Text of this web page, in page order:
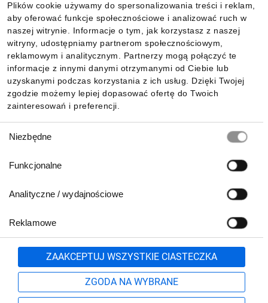
Plików cookie używamy do spersonalizowania treści i reklam,
aby oferować funkcje społecznościowe i analizować ruch w
naszej witrynie. Informacje o tym, jak korzystasz z naszej
witryny, udostępniamy partnerom społecznościowym,
reklamowym i analitycznym. Partnerzy mogą połączyć te
informacje z innymi danymi otrzymanymi od Ciebie lub
uzyskanymi podczas korzystania z ich usług. Dzięki Twojej
zgodzie możemy lepiej dopasować ofertę do Twoich
zainteresowań i preferencji.
zgody
Niezbędne
Funkcjonalne
Analityczne / wydajnościowe
Reklamowe
ZAAKCEPTUJ WSZYSTKIE CIASTECZKA
ZGODA NA WYBRANE
Informacje
Pobierz naszą aplikację mobilną:
801 500 700 lub
71 37 61 600
Formularz kontaktowy